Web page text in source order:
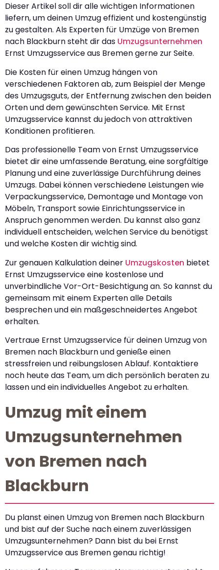
Dieser Artikel soll dir alle wichtigen Informationen
liefern, um deinen Umzug effizient und kostengünstig
zu gestalten. Als Experten für Umzüge von Bremen
nach Blackburn steht dir das Umzugsunternehmen
Ernst Umzugsservice aus Bremen gerne zur Seite.
Die Kosten für einen Umzug hängen von
verschiedenen Faktoren ab, zum Beispiel der Menge
des Umzugsguts, der Entfernung zwischen den beiden
Orten und dem gewünschten Service. Mit Ernst
Umzugsservice kannst du jedoch von attraktiven
Konditionen profitieren.
Das professionelle Team von Ernst Umzugsservice
bietet dir eine umfassende Beratung, eine sorgfältige
Planung und eine zuverlässige Durchführung deines
Umzugs. Dabei können verschiedene Leistungen wie
Verpackungsservice, Demontage und Montage von
Möbeln, Transport sowie Einrichtungsservice in
Anspruch genommen werden. Du kannst also ganz
individuell entscheiden, welchen Service du benötigst
und welche Kosten dir wichtig sind.
Zur genauen Kalkulation deiner Umzugskosten bietet
Ernst Umzugsservice eine kostenlose und
unverbindliche Vor-Ort-Besichtigung an. So kannst du
gemeinsam mit einem Experten alle Details
besprechen und ein maßgeschneidertes Angebot
erhalten.
Vertraue Ernst Umzugsservice für deinen Umzug von
Bremen nach Blackburn und genieße einen
stressfreien und reibungslosen Ablauf. Kontaktiere
noch heute das Team, um dich persönlich beraten zu
lassen und ein individuelles Angebot zu erhalten.
Umzug mit einem
Umzugsunternehmen
von Bremen nach
Blackburn
Du planst einen Umzug von Bremen nach Blackburn
und bist auf der Suche nach einem zuverlässigen
Umzugsunternehmen? Dann bist du bei Ernst
Umzugsservice aus Bremen genau richtig!